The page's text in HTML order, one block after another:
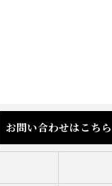
お問い合わせはこちら